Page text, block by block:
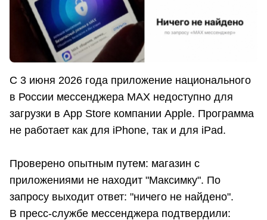
С 3 июня 2026 года приложение национального
в России мессенджера MAX недоступно для
загрузки в App Store компании Apple. Программа
не работает как для iPhone, так и для iPad.
Проверено опытным путем: магазин с
приложениями не находит "Максимку". По
запросу выходит ответ: "ничего не найдено".
В пресс-службе мессенджера подтвердили: